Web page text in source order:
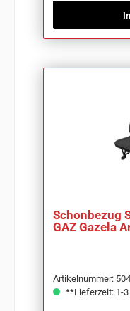
Schonbezug
GAZ Gazela
Artikelnummer:
**Lieferzeit: 1-3